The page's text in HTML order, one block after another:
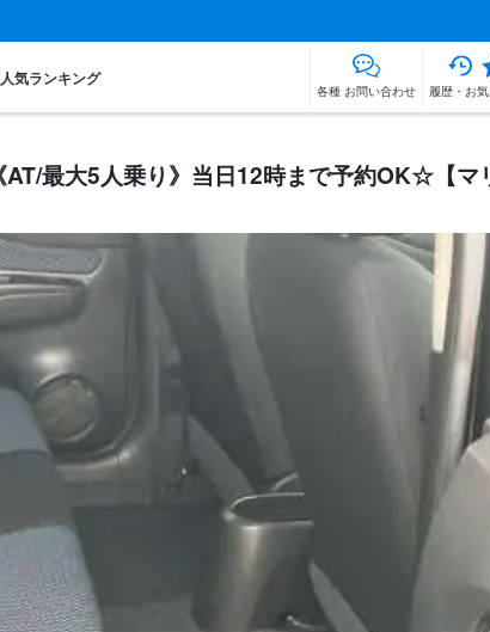
人気ランキング
各種 お問い合わせ 履歴・お
最大5人乗り》当日12時まで予約OK☆【マ